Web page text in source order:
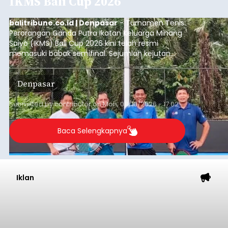
balitribune.co.id | Denpasar- Turnamen Tenis
Perorangan Ganda Putra Ikatan Keluarga Minang
Saiyo (IKMS) Bali Cup 2026 kini telah resmi
memasuki babak semifinal. Sejumlah kejutan
mewarnai babak delapan besar yang digelar di
Lapangan Tenis Telkom Denpasar pada Minggu,
9 Agustus 2026.
Denpasar
Submitted bycontributoronMon, 08/10/2026 - 17:02
Baca Selengkapnya
Iklan